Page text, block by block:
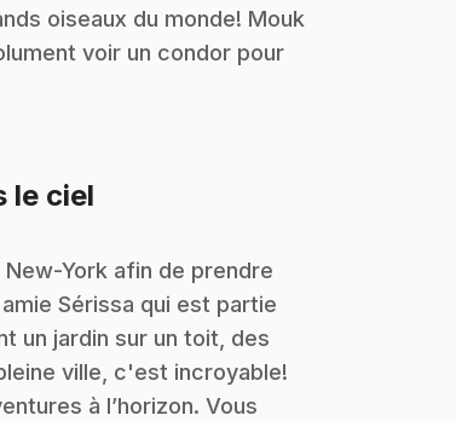
oiseaux du monde! Mouk
voir un condor pour
le ciel
York afin de prendre
Sérissa qui est partie
un jardin sur un toit, des
ville, c'est incroyable!
à l’horizon. Vous